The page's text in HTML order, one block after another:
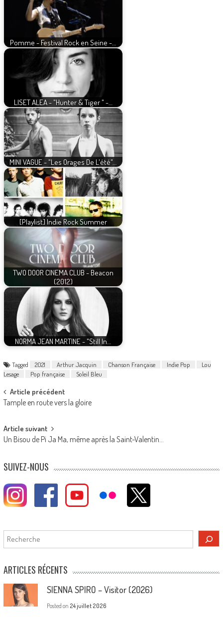
Pomme - Festival Rock en Seine -…
LISET ALEA - "Hunter & Tiger " -…
MINI VAGUE - "Les Orages De L'été"…
[Playlist] Indie Rock Summer
TWO DOOR CINEMA CLUB - Beacon
(2012)
NORMA JEAN MARTINE - "Still In…
Tagged 2021 Arthur Jacquin Chanson Française Indie Pop
Lou
Lesage
Pop française Soleil Bleu
Post
navigation
Article précédent
Tample en route vers la gloire
Article suivant
Un Bisou de Pi Ja Ma, même après la Saint-Valentin…
SUIVEZ-NOUS
Rechercher
ARTICLES RÉCENTS
SIENNA SPIRO – Visitor (2026)
Posted on 24 juillet 2026